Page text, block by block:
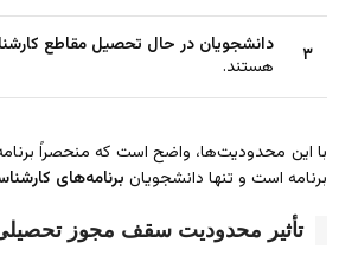
۳ دانشجویان در حال تحصیل مقاطع
هستند.
با این محدودیت‌ها، واضح است که منحصراً
برنامه است و تنها دانشجویان برنامه‌های
تأثیر محدودیت سقف مجوز